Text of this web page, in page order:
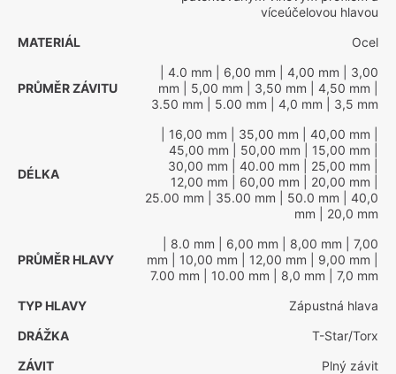
víceúčelovou hlavou
MATERIÁL
Ocel
PRŮMĚR ZÁVITU
| 4.0 mm | 6,00 mm | 4,00 mm | 3,00
mm | 5,00 mm | 3,50 mm | 4,50 mm
3.50 mm | 5.00 mm | 4,0 mm | 3,5 mm
DÉLKA
| 16,00 mm | 35,00 mm | 40,00 mm
45,00 mm | 50,00 mm | 15,00 mm
30,00 mm | 40.00 mm | 25,00 mm
12,00 mm | 60,00 mm | 20,00 mm
25.00 mm | 35.00 mm | 50.0 mm | 40,0
mm | 20,0 mm
PRŮMĚR HLAVY
| 8.0 mm | 6,00 mm | 8,00 mm | 7,00
mm | 10,00 mm | 12,00 mm | 9,00 mm
7.00 mm | 10.00 mm | 8,0 mm | 7,0 mm
TYP HLAVY
Zápustná hlava
DRÁŽKA
T-Star/Torx
ZÁVIT
Plný závit